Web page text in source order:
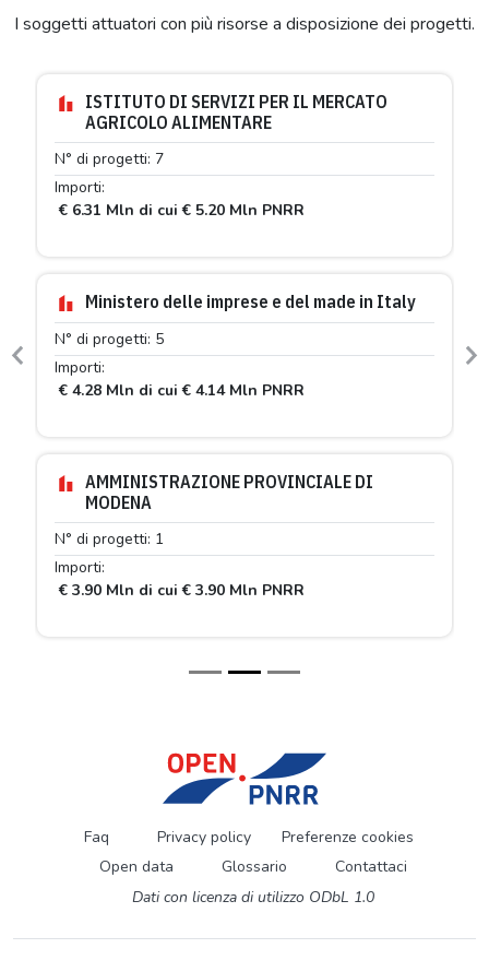
I soggetti attuatori con più risorse a disposizione dei progetti.
ISTITUTO DI SERVIZI PER IL MERCATO
AGRICOLO ALIMENTARE
N° di progetti: 7
Importi:
€ 6.31 Mln di cui € 5.20 Mln PNRR
Ministero delle imprese e del made in Italy
N° di progetti: 5
Importi:
€ 4.28 Mln di cui € 4.14 Mln PNRR
AMMINISTRAZIONE PROVINCIALE DI
MODENA
N° di progetti: 1
Importi:
€ 3.90 Mln di cui € 3.90 Mln PNRR
Previous
Faq Privacy policy
Preferenze cookies
Open data
Glossario
Contattaci
Dati con licenza di utilizzo ODbL 1.0